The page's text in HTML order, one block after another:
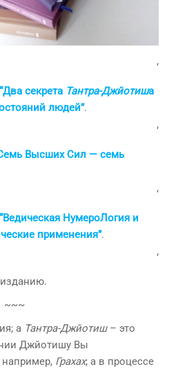
‘
секрета Тантра-Джйотиша
людей”.
‘
Высших Сил — семь
‘
НумероЛогия и
применения”.
‘
~~~
а Тантра-Джйотиш– это
Джйотишу Вы
например, Грахах; а в процессе